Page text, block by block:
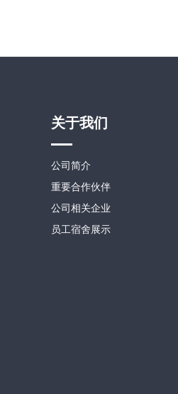
关于我们
公司简介
重要合作伙伴
公司相关企业
员工宿舍展示